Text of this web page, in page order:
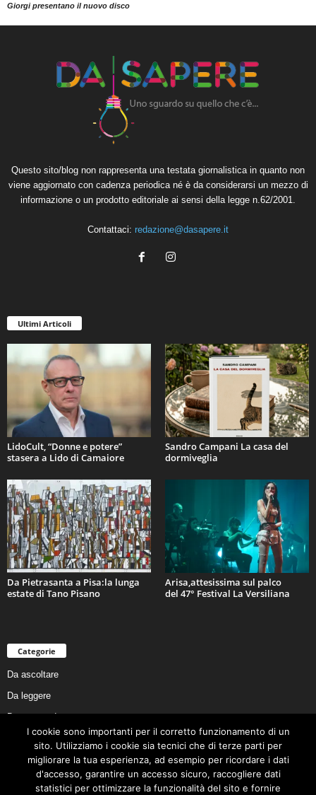
Giorgi presentano il nuovo disco
Questo sito/blog non rappresenta una testata giornalistica in quanto non
viene aggiornato con cadenza periodica né è da considerarsi un mezzo di
informazione o un prodotto editoriale ai sensi della legge n.62/2001.
Contattaci: redazione@dasapere.it
Ultimi Articoli
LidoCult, “Donne e potere”
stasera a Lido di Camaiore
Sandro Campani La casa del
dormiveglia
Da Pietrasanta a Pisa:la lunga
estate di Tano Pisano
Arisa,attesissima sul palco
del 47° Festival La Versiliana
Categorie
Da ascoltare
Da leggere
Da non perdere
Da conoscere
Da preservare
Da vivere
I cookie sono importanti per il corretto funzionamento di un
sito. Utilizziamo i cookie sia tecnici che di terze parti per
migliorare la tua esperienza, ad esempio per ricordare i dati
d'accesso, garantire un accesso sicuro, raccogliere dati
statistici per ottimizzare la funzionalità del sito e fornire